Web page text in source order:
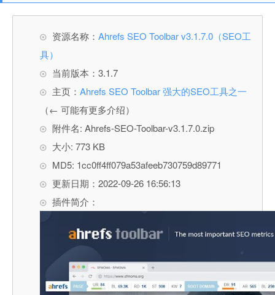
资源名称： Ahrefs SEO Toolbar v3.1.7.0（SEO工
具）
当前版本：3.1.7
主页： Ahrefs SEO Toolbar 强大的SEO工具之一
（← 可能有更多介绍）
附件名: Ahrefs-SEO-Toolbar-v3.1.7.0.zip
大小: 773 KB
MD5: 1cc0ff4ff079a53afeeb730759d89771
更新日期：2022-09-26 16:56:13
插件简介：